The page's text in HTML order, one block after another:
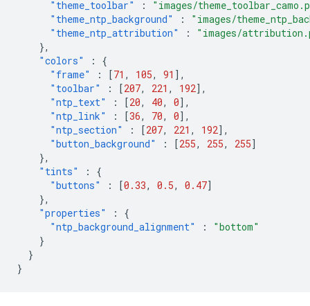
"theme_toolbar" :
"images/
"theme_ntp_background"
:
"images/
"theme_ntp_attribution"
:
"images/
},
"colors"
:
{
"frame"
: [71 , 105, 91 ],
"toolbar"
: [207, 221 , 192],
"ntp_text"
: [20, 40, 0],
"ntp_link"
: [36, 70, 0],
"ntp_section"
: [207, 221 , 192],
"button_background"
: [255, 255, 255]
},
"tints"
:
{
"buttons"
: [0.33, 0.5, 0.47]
},
"properties"
:
{
"ntp_background_alignment"
:
"bottom"
}
}
}